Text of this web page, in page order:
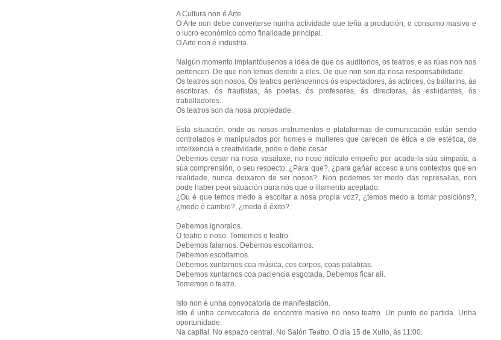
A Cultura non é Arte.
O Arte non debe converterse nunha actividade que teña a produción, o consumo masivo e
o lucro económico como finalidade principal.
O Arte non é industria.
Nalgún momento implantóusenos a idea de que os auditorios, os teatros, e as rúas non nos
pertencen. De que non temos dereito a eles. De que non son da nosa responsabilidade.
Os teatros son nosos. Os teatros perténcennos ós espectadores, ás actrices, ós bailaríns, ás
escritoras, ós frautistas, ás poetas, ós profesores, ás directoras, ás estudantes, ós
traballadores...
Os teatros son da nosa propiedade.
Esta situación, onde os nosos instrumentos e plataformas de comunicación están sendo
controlados e manipulados por homes e mulleres que carecen de ética e de estética, de
intelixencia e creatividade, pode e debe cesar.
Debemos cesar na nosa vasalaxe, no noso ridículo empeño por acada-la súa simpatía, a
súa comprensión, o seu respecto. ¿Para que?, ¿para gañar acceso a uns contextos que en
realidade, nunca deixaron de ser nosos?. Non podemos ter medo das represalias, non
pode haber peor situación para nós que o illamento aceptado.
¿Ou é que temos medo a escoitar a nosa propia voz?, ¿temos medo a tomar posicións?,
¿medo ó cambio?, ¿medo ó éxito?.
Debemos ignoralos.
O teatro e noso. Tomemos o teatro.
Debemos falarnos. Debemos escoitarnos.
Debemos escoitarnos.
Debemos xuntarnos coa música, cos corpos, coas palabras.
Debemos xuntarnos coa paciencia esgotada. Debemos ficar alí.
Tomemos o teatro.
Isto non é unha convocatoria de manifestación.
Isto é unha convocatoria de encontro masivo no noso teatro. Un punto de partida. Unha
oportunidade.
Na capital. No espazo central. No Salón Teatro. O día 15 de Xullo, ás 11:00.